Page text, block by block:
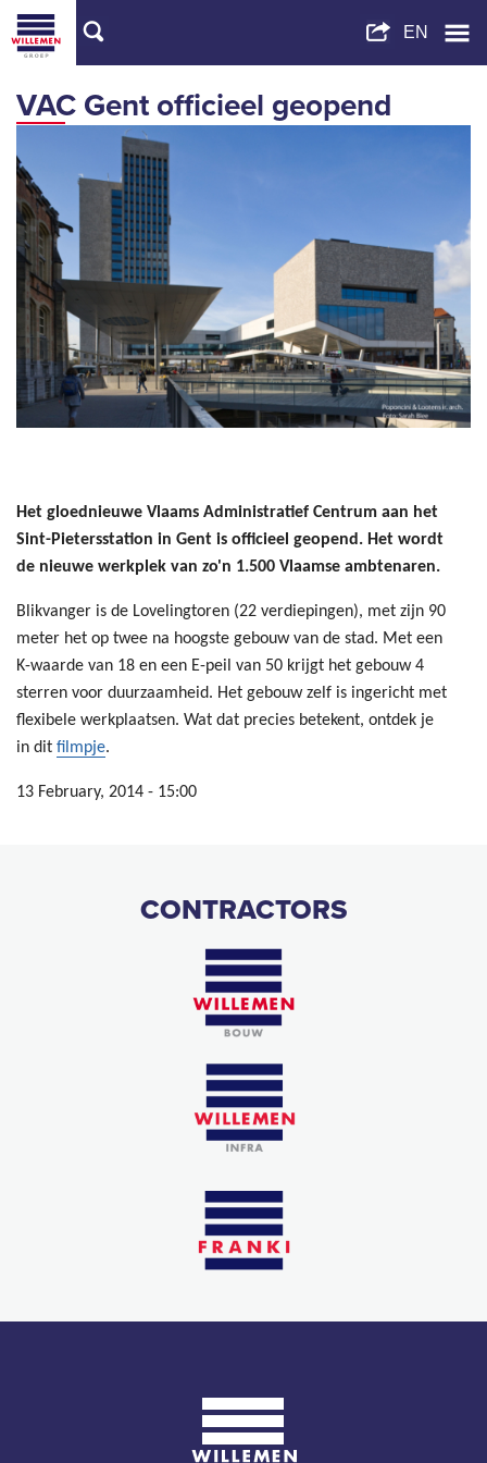
VAC Gent officieel geopend
Het gloednieuwe Vlaams Administratief Centrum aan het
Sint-Pietersstation in Gent is officieel geopend. Het wordt
de nieuwe werkplek van zo'n 1.500 Vlaamse ambtenaren.
Blikvanger is de Lovelingtoren (22 verdiepingen), met zijn 90
meter het op twee na hoogste gebouw van de stad. Met een
K-waarde van 18 en een E-peil van 50 krijgt het gebouw 4
sterren voor duurzaamheid. Het gebouw zelf is ingericht met
flexibele werkplaatsen. Wat dat precies betekent, ontdek je
in dit filmpje.
13 February, 2014 - 15:00
CONTRACTORS